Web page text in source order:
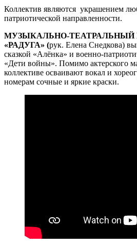
Коллектив являются украшением
патриотической направленности.
МУЗЫКАЛЬНО-ТЕАТРАЛЬНЫЙ
«РАДУГА» (рук. Елена Снедкова)
сказкой «Алёнка» и военно-
«Дети войны». Помимо актерского
коллективе осваивают вокал и
номерам сочные и яркие краски.